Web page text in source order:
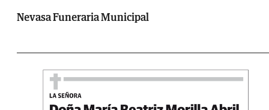
Nevasa Funeraria Municipal